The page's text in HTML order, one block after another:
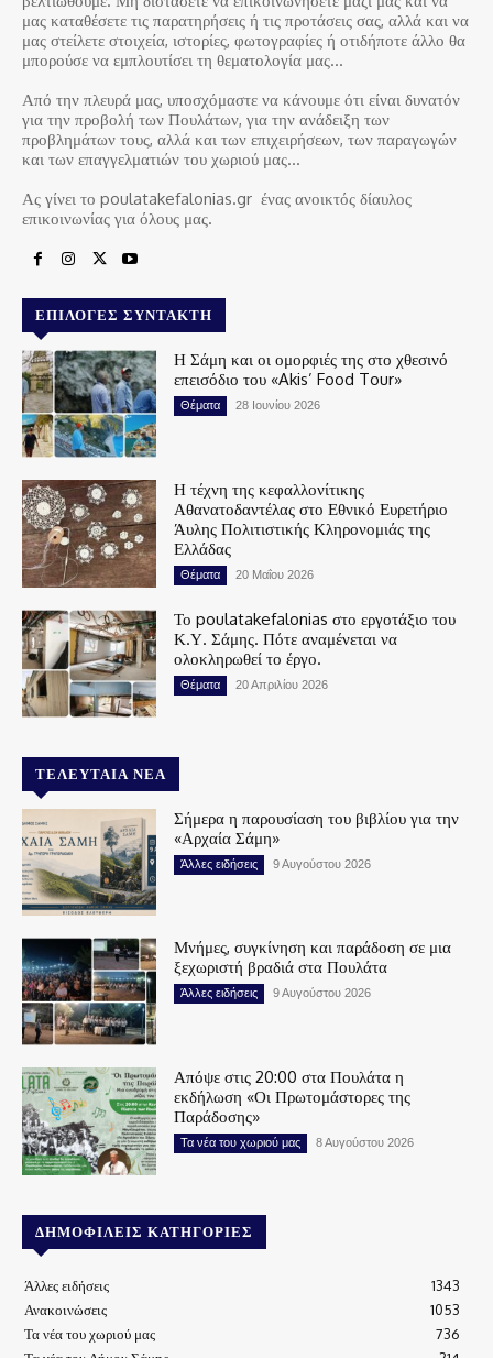
μας καταθέσετε τις παρατηρήσεις ή τις προτάσεις σας, αλλά και να
μας στείλετε στοιχεία, ιστορίες, φωτογραφίες ή οτιδήποτε άλλο θα
μπορούσε να εμπλουτίσει τη θεματολογία μας…
Από την πλευρά μας, υποσχόμαστε να κάνουμε ότι είναι δυνατόν
για την προβολή των Πουλάτων, για την ανάδειξη των
προβλημάτων τους, αλλά και των επιχειρήσεων, των παραγωγών
και των επαγγελματιών του χωριού μας…
Ας γίνει το poulatakefalonias.gr ένας ανοικτός δίαυλος
επικοινωνίας για όλους μας.
ΕΠΙΛΟΓΈΣ ΣΥΝΤΆΚΤΗ
Η Σάμη και οι ομορφιές της στο χθεσινό
επεισόδιο του «Akis’ Food Tour»
Θέματα 28 Ιουνίου 2026
Η τέχνη της κεφαλλονίτικης
Αθανατοδαντέλας στο Εθνικό Ευρετήριο
Άυλης Πολιτιστικής Κληρονομιάς της
Ελλάδας
Θέματα 20 Μαΐου 2026
Το poulatakefalonias στο εργοτάξιο του
Κ.Υ. Σάμης. Πότε αναμένεται να
ολοκληρωθεί το έργο.
Θέματα 20 Απριλίου 2026
ΤΕΛΕΥΤΑΊΑ ΝΈΑ
Σήμερα η παρουσίαση του βιβλίου για την
«Αρχαία Σάμη»
Άλλες ειδήσεις 9 Αυγούστου 2026
Μνήμες, συγκίνηση και παράδοση σε μια
ξεχωριστή βραδιά στα Πουλάτα
Άλλες ειδήσεις 9 Αυγούστου 2026
Απόψε στις 20:00 στα Πουλάτα η
εκδήλωση «Οι Πρωτομάστορες της
Παράδοσης»
Τα νέα του χωριού μας 8 Αυγούστου 2026
ΔΗΜΟΦΙΛΕΊΣ ΚΑΤΗΓΟΡΊΕΣ
Άλλες ειδήσεις
1343
Ανακοινώσεις
1053
Τα νέα του χωριού μας
736